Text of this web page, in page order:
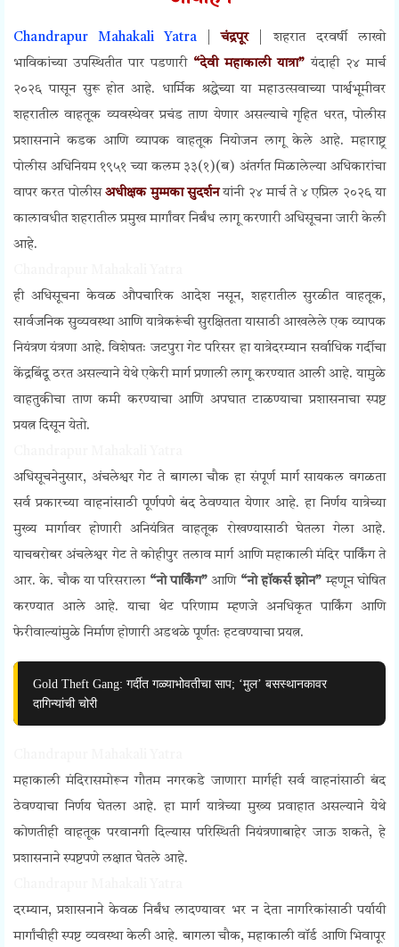
Chandrapur Mahakali Yatra|चंद्रपूर| शहरात दरवर्षी लाखो
भाविकांच्या उपस्थितीत पार पडणारी “देवी महाकाली यात्रा” यंदाही २४ मार्च
२०२६ पासून सुरू होत आहे. धार्मिक श्रद्धेच्या या महाउत्सवाच्या पार्श्वभूमीवर
शहरातील वाहतूक व्यवस्थेवर प्रचंड ताण येणार असल्याचे गृहित धरत, पोलीस
प्रशासनाने कडक आणि व्यापक वाहतूक नियोजन लागू केले आहे. महाराष्ट्र
पोलीस अधिनियम १९५१ च्या कलम ३३(१)(ब) अंतर्गत मिळालेल्या अधिकारांचा
वापर करत पोलीसअधीक्षक मुम्मका सुदर्शनयांनी २४ मार्च ते ४ एप्रिल २०२६ या
कालावधीत शहरातील प्रमुख मार्गांवर निर्बंध लागू करणारी अधिसूचना जारी केली
आहे.
ही अधिसूचना केवळ औपचारिक आदेश नसून, शहरातील सुरळीत वाहतूक,
सार्वजनिक सुव्यवस्था आणि यात्रेकरूंची सुरक्षितता यासाठी आखलेले एक व्यापक
नियंत्रण यंत्रणा आहे. विशेषतः जटपुरा गेट परिसर हा यात्रेदरम्यान सर्वाधिक गर्दीचा
केंद्रबिंदू ठरत असल्याने येथे एकेरी मार्ग प्रणाली लागू करण्यात आली आहे. यामुळे
वाहतुकीचा ताण कमी करण्याचा आणि अपघात टाळण्याचा प्रशासनाचा स्पष्ट
प्रयत्न दिसून येतो.
अधिसूचनेनुसार, अंचलेश्वर गेट ते बागला चौक हा संपूर्ण मार्ग सायकल वगळता
सर्व प्रकारच्या वाहनांसाठी पूर्णपणे बंद ठेवण्यात येणार आहे. हा निर्णय यात्रेच्या
मुख्य मार्गावर होणारी अनियंत्रित वाहतूक रोखण्यासाठी घेतला गेला आहे.
याचबरोबर अंचलेश्वर गेट ते कोहीपुर तलाव मार्ग आणि महाकाली मंदिर पार्किंग ते
आर. के. चौक या परिसराला “नो पार्किंग” आणि “नो हॉकर्स झोन” म्हणून घोषित
करण्यात आले आहे. याचा थेट परिणाम म्हणजे अनधिकृत पार्किंग आणि
फेरीवाल्यांमुळे निर्माण होणारी अडथळे पूर्णतः हटवण्याचा प्रयत्न.
Gold Theft Gang: गर्दीत गळ्याभोवतीचा साप; ‘मुल’ बसस्थानकावर
दागिन्यांची चोरी
महाकाली मंदिरासमोरून गौतम नगरकडे जाणारा मार्गही सर्व वाहनांसाठी बंद
ठेवण्याचा निर्णय घेतला आहे. हा मार्ग यात्रेच्या मुख्य प्रवाहात असल्याने येथे
कोणतीही वाहतूक परवानगी दिल्यास परिस्थिती नियंत्रणाबाहेर जाऊ शकते, हे
प्रशासनाने स्पष्टपणे लक्षात घेतले आहे.
दरम्यान, प्रशासनाने केवळ निर्बंध लादण्यावर भर न देता नागरिकांसाठी पर्यायी
मार्गांचीही स्पष्ट व्यवस्था केली आहे. बागला चौक, महाकाली वॉर्ड आणि भिवापूर